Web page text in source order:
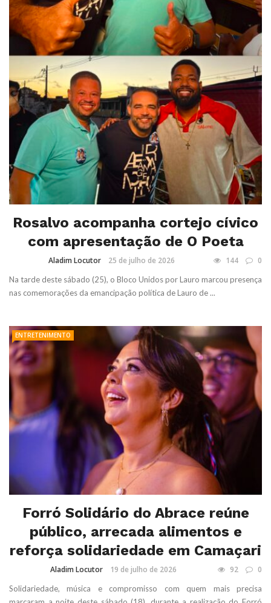
Rosalvo acompanha cortejo cívico
com apresentação de O Poeta
Aladim Locutor 25 de julho de 2026 144 0
Na tarde deste sábado (25), o Bloco Unidos por Lauro marcou presença
nas comemorações da emancipação política de Lauro de ...
ENTRETENIMENTO
Forró Solidário do Abrace reúne
público, arrecada alimentos e
reforça solidariedade em Camaçari
Aladim Locutor 19 de julho de 2026 92 0
Solidariedade, música e compromisso com quem mais precisa